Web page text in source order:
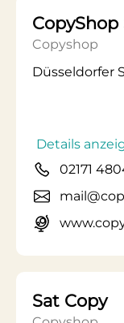
Copyshop
Düsseldorfer
Details
02171
Sat Copy